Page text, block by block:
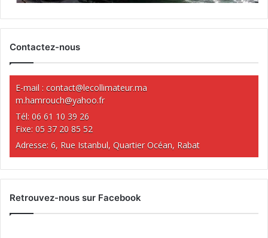
Contactez-nous
E-mail : contact@lecollimateur.ma
m.hamrouch@yahoo.fr
Tél: 06 61 10 39 26
Fixe: 05 37 20 85 52
Adresse: 6, Rue Istanbul, Quartier Océan, Rabat
Retrouvez-nous sur Facebook